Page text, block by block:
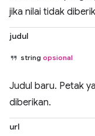
jika nilai tidak
judul
string opsional
Judul baru. Petak
diberikan.
url